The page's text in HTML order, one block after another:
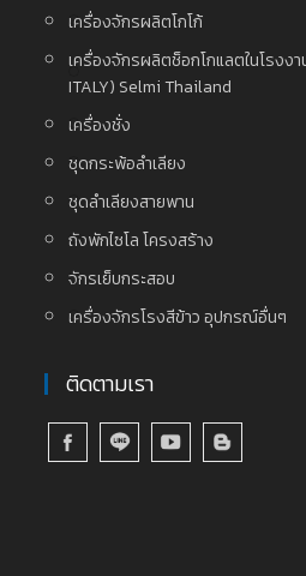
เครื่องจักรผลิตโกโก้
เครื่องจักรผลิตช็อกโกแลตในโรงง
ITALY) Selmi Thailand
เครื่องชั่ง
ชุดกระพ้อลำเลียง
ชุดลำเลียงสายพาน
ถังพักไซโล โครงสร้าง
จักรเย็บกระสอบ
เครื่องจักรโรงสีข้าว อุปกรณ์อื่นๆ
ติดตามเรา